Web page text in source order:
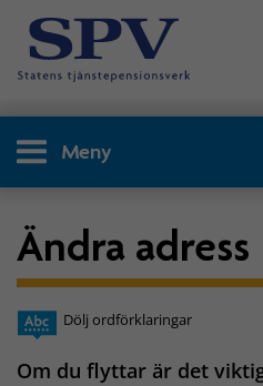
Meny
Ändra adress
Dölj ordförklaringar
Om du flyttar är det